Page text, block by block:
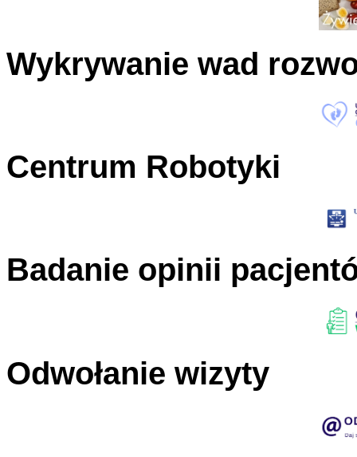
Wykrywanie wad
Centrum Robotyki
Badanie opinii
Odwołanie wizyty